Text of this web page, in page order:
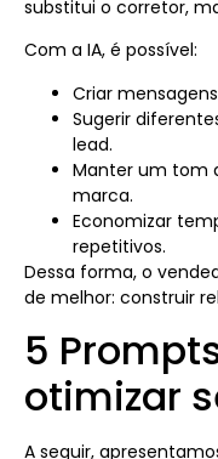
substitui o corretor,
Com a IA, é possível:
Criar
Sugerir
lead.
Manter um tom
marca.
Economizar
repetitivos.
Dessa forma, o
de melhor: construir
5
otimizar
A seguir,